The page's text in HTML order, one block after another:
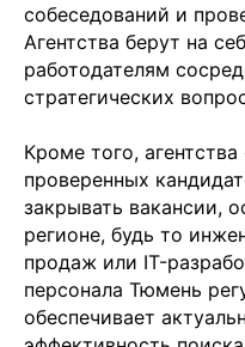
собеседований и
Агентства берут на
работодателям
стратегических
Кроме того,
проверенных
закрывать вакансии,
регионе, будь то
продаж или IT-
персонала Тюмень
обеспечивает